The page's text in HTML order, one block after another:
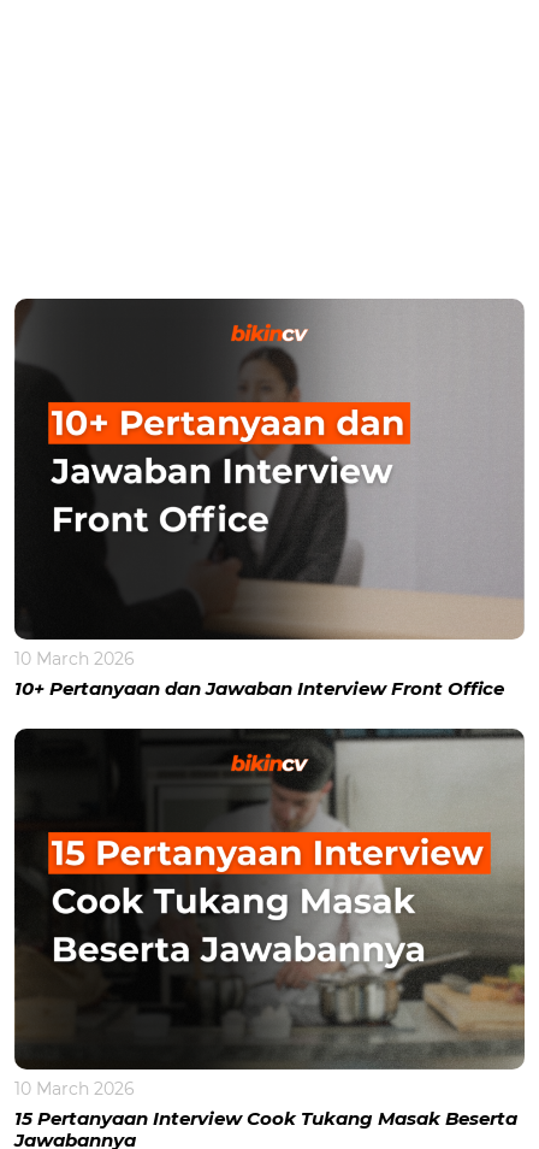
10 March 2026
10+ Pertanyaan dan Jawaban Interview Front Office
10 March 2026
15 Pertanyaan Interview Cook Tukang Masak Beserta
Jawabannya